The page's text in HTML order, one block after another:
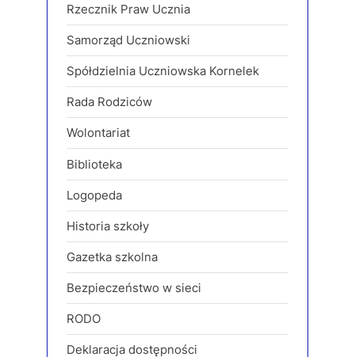
Rzecznik Praw Ucznia
Samorząd Uczniowski
Spółdzielnia Uczniowska Kornelek
Rada Rodziców
Wolontariat
Biblioteka
Logopeda
Historia szkoły
Gazetka szkolna
Bezpieczeństwo w sieci
RODO
Deklaracja dostępności